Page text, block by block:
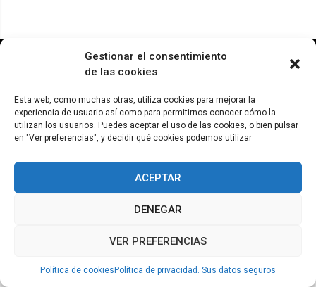
Gestionar el consentimiento
de las cookies
Esta web, como muchas otras, utiliza cookies para mejorar la
experiencia de usuario así como para permitirnos conocer cómo la
utilizan los usuarios. Puedes aceptar el uso de las cookies, o bien pulsar
en "Ver preferencias", y decidir qué cookies podemos utilizar
ACEPTAR
DENEGAR
VER PREFERENCIAS
Política de cookies Política de privacidad. Sus datos seguros
© ADICAE - 2022